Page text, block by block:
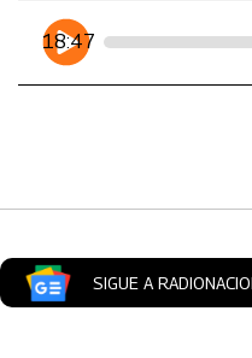
Artículos Player
Player Articulos
play
18:47
SIGUE A